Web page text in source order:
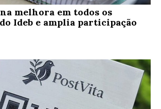
melhora em todos os
Ideb e amplia participação